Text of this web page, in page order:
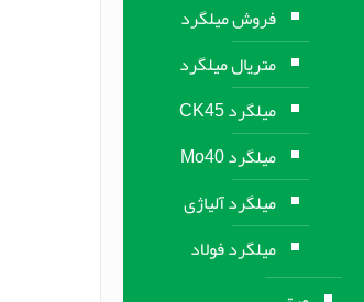
فروش میلگرد
متریال میلگرد
میلگرد CK45
میلگرد Mo40
میلگرد آلیاژی
میلگرد فولاد